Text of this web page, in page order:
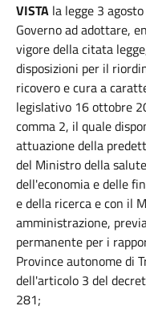
VISTA la legge 3
Governo ad adottare,
vigore della citata
disposizioni per il
ricovero e cura a
legislativo 16 ottobre
comma 2, il quale
attuazione della
del Ministro della
dell'economia e delle
e della ricerca e con il
amministrazione,
permanente per i
Province autonome di
dell'articolo 3 del
281;